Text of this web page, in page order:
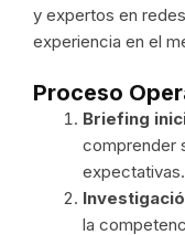
y expertos en
experiencia en el
Proceso
Briefing
comprender
expectativas.
la